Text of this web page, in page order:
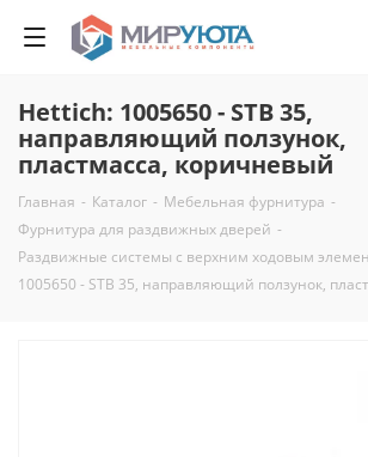
Hettich: 1005650 - STB 35,
направляющий ползунок,
пластмасса, коричневый
Главная - Каталог - Мебельная фурнитура -
Фурнитура для раздвижных дверей -
Раздвижные системы с верхним ходовым
1005650 - STB 35, направляющий ползунок,